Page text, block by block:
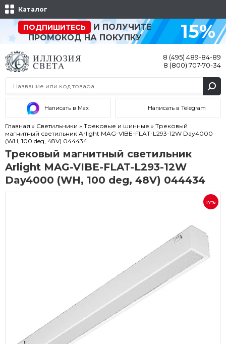
Каталог
ПОДПИШИТЕСЬ
И ПОЛУЧИТЕ
ПРОМОКОД НА ПОКУПКУ
15%
8 (495) 489-84-89
8 (800) 707-70-34
Написать в Max Написать в Telegram
Главная » Светильники » Трековые и шинные » Трековый
магнитный светильник Arlight MAG-VIBE-FLAT-L293-12W Day4000
(WH, 100 deg, 48V) 044434
Трековый магнитный светильник
Arlight MAG-VIBE-FLAT-L293-12W
Day4000 (WH, 100 deg, 48V) 044434
17%